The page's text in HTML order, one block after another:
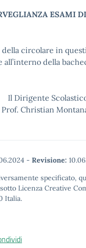
ESAMI
della circolare in
all’interno della
Il Dirigente
Prof. Christian
- Revisione:
specificato,
Licenza Creative
Italia.